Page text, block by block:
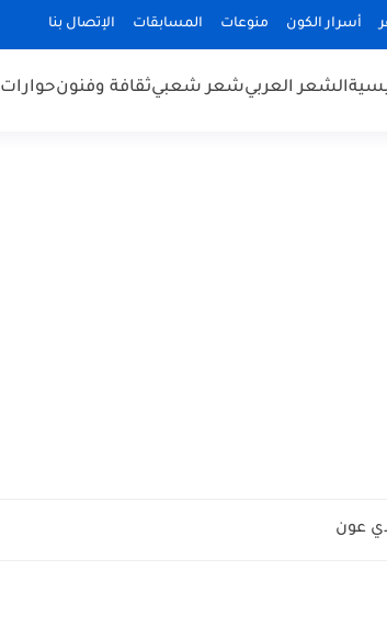
أسرار الكون منوعات المسابقات الإتصال بنا
الشعر العربيشعر شعبيثقافة وفنونحوارات
عون